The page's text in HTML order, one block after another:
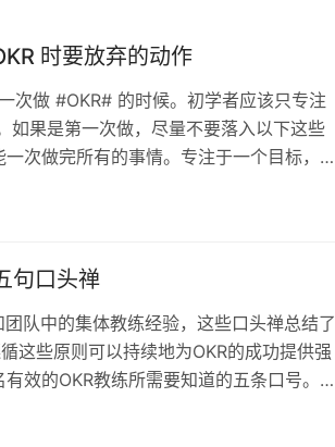
时要放弃的动作
次做 #OKR# 的时候。初学者应该只专注
如果是第一次做，尽量不要落入以下这些
次做完所有的事情。专注于一个目标，或
。但设定 OKR 超过三个，可能会打击你
定的目标太过雄…
句口头禅
队中的集体教练经验，这些口头禅总结了
这些原则可以持续地为OKR的成功提供强
效的OKR教练所需要知道的五条口号。记
，我们相信你就会走上成功的道路。 1 –